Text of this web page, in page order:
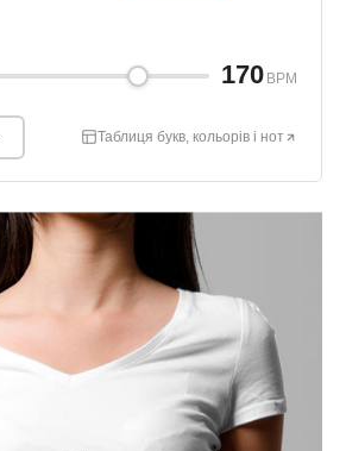
170 BPM
Таблиця букв, кольорів і нот